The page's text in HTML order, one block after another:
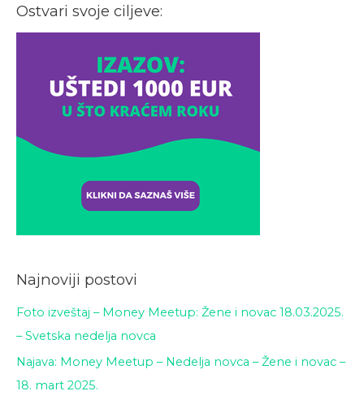
Ostvari svoje ciljeve:
Najnoviji postovi
Foto izveštaj – Money Meetup: Žene i novac 18.03.2025.
– Svetska nedelja novca
Najava: Money Meetup – Nedelja novca – Žene i novac –
18. mart 2025.